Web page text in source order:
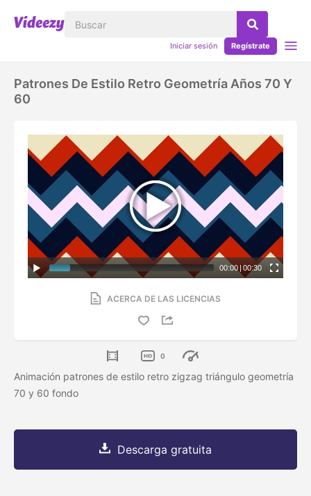
Iniciar sesión Regístrate
Patrones De Estilo Retro Geometría Años 70 Y
60
00:00 | 00:30
ACERCA DE LAS LICENCIAS
0
Animación patrones de estilo retro zigzag triángulo geometría
70 y 60 fondo
Descarga gratuita